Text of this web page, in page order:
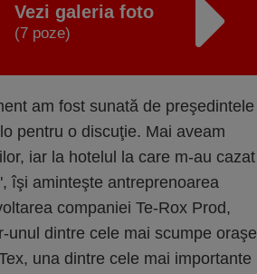
Vezi galeria foto
(7 poze)
am fost sunată de preşedintele
pentru o discuţie. Mai aveam
iar la hotelul la care m-au cazat
îşi aminteşte antreprenoarea
companiei Te-Rox Prod,
dintre cele mai scumpe oraşe
una dintre cele mai importante